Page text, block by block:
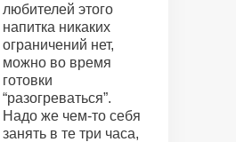
любителей этого
напитка никаких
ограничений нет,
можно во время
готовки
“разогреваться”.
Надо же чем-то себя
занять в те три часа,